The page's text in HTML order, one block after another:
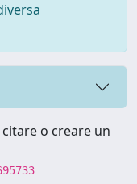
o creare un